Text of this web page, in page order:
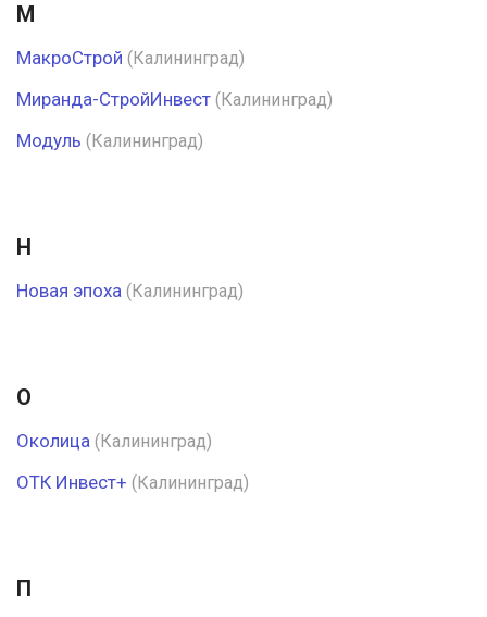
М
МакроСтрой (Калининград)
Миранда-СтройИнвест (Калининград)
Модуль (Калининград)
Н
Новая эпоха (Калининград)
О
Околица (Калининград)
ОТК Инвест+ (Калининград)
П